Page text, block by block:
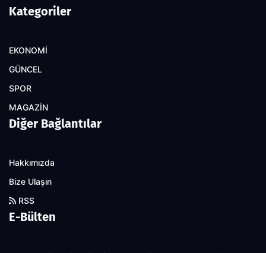
Kategoriler
EKONOMİ
GÜNCEL
SPOR
MAGAZİN
Diğer Bağlantılar
Hakkımızda
Bize Ulaşın
RSS
E-Bülten